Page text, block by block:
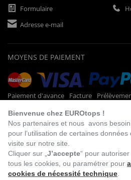
Formulaire
Adresse e-mail
MOYENS DE PAIEMENT
Paiement d'avance Facture
VISITEZ NOTRE
BOUTIQUE EN LIGNE
Bienvenue chez EUROtops !
Nos partenaires et nous avons
pour l’utilisation de certaines données
visite sur notre site.
Cliquer sur „ J’accepte“ pour
tous les cookies, ou paramétrer pour
cookies de nécessité technique